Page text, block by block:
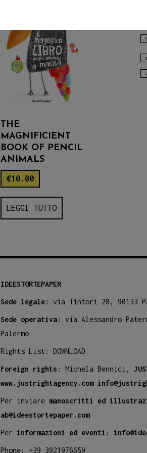
THE
MAGNIFICIENT
BOOK OF PENCIL
ANIMALS
€10.00
LEGGI TUTTO
IDEESTORTEPAPER
Sede legale: via Tintori 28, 90133
Sede operativa:
via Alessandro
Palermo
Rights List:DOWNLOAD
Foreign rights : Michela Bennici,
www.justrightagency.com
Per inviare manoscritti ed
ab@ideestortepaper.com
Per informazioni ed eventi :
Phone: +39 3921976659